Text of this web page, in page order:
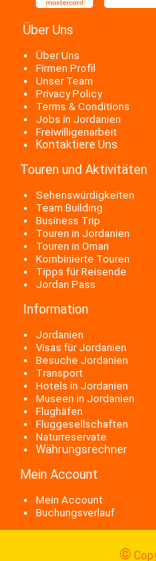
Über Uns
Über Uns
Firmen Profil
Unser Team
Privacy Policy
Terms & Conditions
Jobs in Jordanien
Freiwilligenarbeit
Kontaktiere Uns
Touren und Aktivitäten
Sehenswürdigkeiten
Team Building
Business Trip
Touren in Jordanien
Touren in Oman
Kombinierte Touren
Tipps für Reisende
Jordan Pass
Information
Jordanien
Visas für Jordanien
Besuche Jordanien
Transport
Hotels in Jordanien
Museen in Jordanien
Flughäfen
Fluggesellschaften
Naturreservate
Währungsrechner
Mein Account
Mein Account
Buchungsverlauf
©